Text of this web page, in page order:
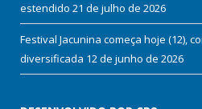
estendido 21 de julho de 2026
Festival Jacunina começa hoje (12),
diversificada 12 de junho de 2026